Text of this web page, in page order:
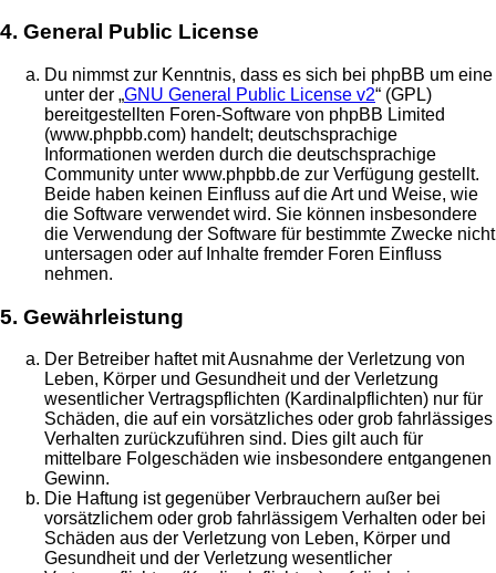
4. General Public License
Du nimmst zur Kenntnis, dass es sich bei phpBB um eine
unter der „GNU General Public License v2“ (GPL)
bereitgestellten Foren-Software von phpBB Limited
(www.phpbb.com) handelt; deutschsprachige
Informationen werden durch die deutschsprachige
Community unter www.phpbb.de zur Verfügung gestellt.
Beide haben keinen Einfluss auf die Art und Weise, wie
die Software verwendet wird. Sie können insbesondere
die Verwendung der Software für bestimmte Zwecke nicht
untersagen oder auf Inhalte fremder Foren Einfluss
nehmen.
5. Gewährleistung
Der Betreiber haftet mit Ausnahme der Verletzung von
Leben, Körper und Gesundheit und der Verletzung
wesentlicher Vertragspflichten (Kardinalpflichten) nur für
Schäden, die auf ein vorsätzliches oder grob fahrlässiges
Verhalten zurückzuführen sind. Dies gilt auch für
mittelbare Folgeschäden wie insbesondere entgangenen
Gewinn.
Die Haftung ist gegenüber Verbrauchern außer bei
vorsätzlichem oder grob fahrlässigem Verhalten oder bei
Schäden aus der Verletzung von Leben, Körper und
Gesundheit und der Verletzung wesentlicher